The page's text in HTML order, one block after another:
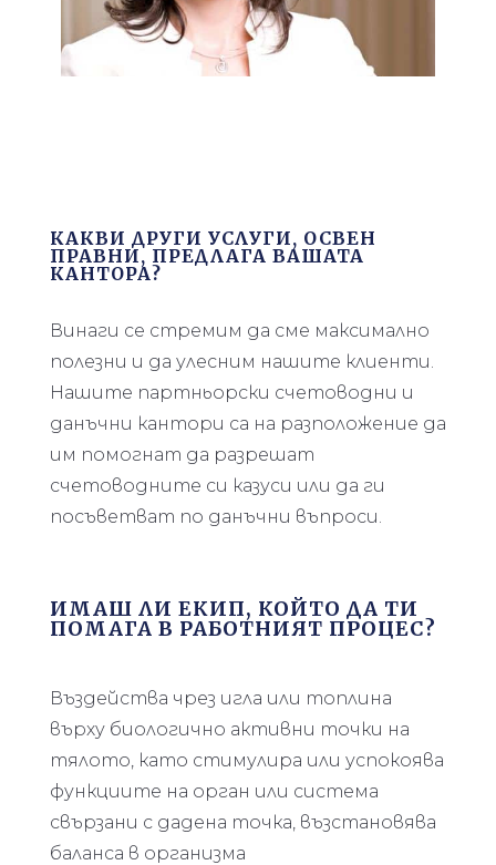
КАКВИ ДРУГИ УСЛУГИ, ОСВЕН
ПРАВНИ, ПРЕДЛАГА ВАШАТА
КАНТОРА?
Винаги се стремим да сме максимално
полезни и да улесним нашите клиенти.
Нашите партньорски счетоводни и
данъчни кантори са на разположение да
им помогнат да разрешат
счетоводните си казуси или да ги
посъветват по данъчни въпроси.
ИМАШ ЛИ ЕКИП, КОЙТО ДА ТИ
ПОМАГА В РАБОТНИЯТ ПРОЦЕС?
Въздейства чрез игла или топлина
върху биологично активни точки на
тялото, като стимулира или успокоява
функциите на орган или система
свързани с дадена точка, възстановява
баланса в организма